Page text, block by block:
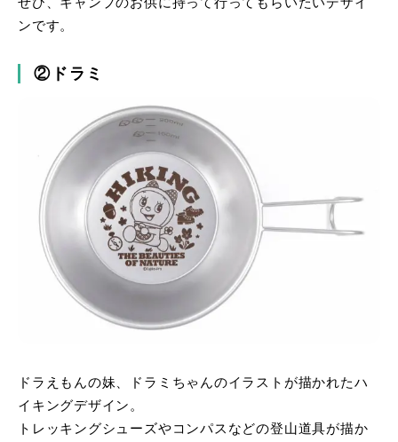
ンです。
②ドラミ
ドラえもんの妹、ドラミちゃんのイラストが描かれたハ
イキングデザイン。
トレッキングシューズやコンパスなどの登山道具が描か